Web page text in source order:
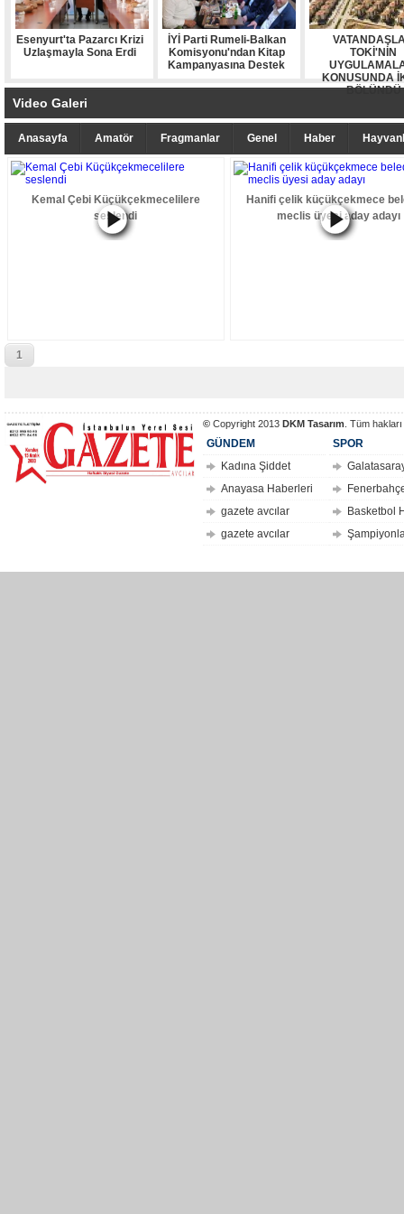
Esenyurt'ta Pazarcı Krizi
Uzlaşmayla Sona Erdi
İYİ Parti Rumeli-Balkan
Komisyonu'ndan Kitap
Kampanyasına Destek
TOKİ'NİN
KONUSUNDA
BÖLÜNDÜ
Video Galeri
Anasayfa Amatör Fragmanlar Genel Haber
Kemal Çebi Küçükçekmecelilere
seslendi
Hanifi çelik küçükçekmece
meclis üyesi aday adayı
1
© Copyright 2013 DKM Tasarım . Tüm
GÜNDEM
Kadına Şiddet
Anayasa Haberleri
gazete avcılar
gazete avcılar
SPOR
Basketbol
ilkbir